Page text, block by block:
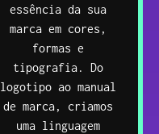
essência da sua
marca em cores,
formas e
tipografia. Do
logotipo ao manual
de marca, criamos
uma linguagem